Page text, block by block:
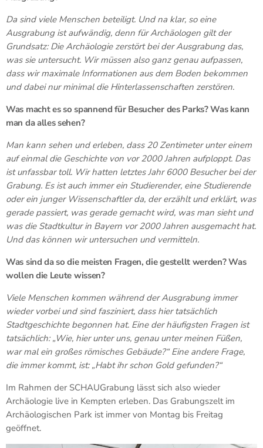
Da sind viele Menschen beteiligt. Und na klar, so eine
Ausgrabung ist aufwändig, denn für Archäologen gilt der
Grundsatz: Die Archäologie zerstört bei der Ausgrabung das,
was sie untersucht. Wir müssen also ganz genau aufpassen,
dass wir maximale Informationen aus dem Boden bekommen
und dabei nur minimal die Hinterlassenschaften zerstören.
Was macht es so spannend für Besucher des Parks? Was kann
man da alles sehen?
Man kann sehen und erleben, dass 20 Zentimeter unter einem
auf einmal die Geschichte von vor 2000 Jahren aufploppt. Das
ist unfassbar toll. Wir hatten letztes Jahr 6000 Besucher bei der
Grabung. Es ist auch immer ein Studierender, eine Studierende
oder ein junger Wissenschaftler da, der erzählt und erklärt, was
gerade passiert, was gerade gemacht wird, was man sieht und
was die Stadtkultur in Bayern vor 2000 Jahren ausgemacht hat.
Und das können wir untersuchen und vermitteln.
Was sind da so die meisten Fragen, die gestellt werden? Was
wollen die Leute wissen?
Viele Menschen kommen während der Ausgrabung immer
wieder vorbei und sind fasziniert, dass hier tatsächlich
Stadtgeschichte begonnen hat. Eine der häufigsten Fragen ist
tatsächlich: „Wie, hier unter uns, genau unter meinen Füßen,
war mal ein großes römisches Gebäude?“ Eine andere Frage,
die immer kommt, ist: „Habt ihr schon Gold gefunden?“
Im Rahmen der SCHAUGrabung lässt sich also wieder
Archäologie live in Kempten erleben. Das Grabungszelt im
Archäologischen Park ist immer von Montag bis Freitag
geöffnet.